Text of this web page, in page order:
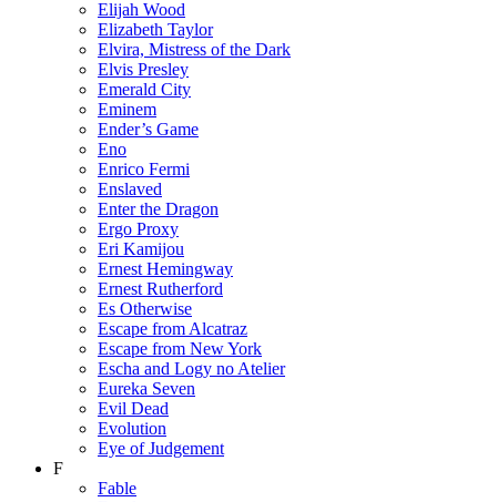
Elijah Wood
Elizabeth Taylor
Elvira, Mistress of the Dark
Elvis Presley
Emerald City
Eminem
Ender’s Game
Eno
Enrico Fermi
Enslaved
Enter the Dragon
Ergo Proxy
Eri Kamijou
Ernest Hemingway
Ernest Rutherford
Es Otherwise
Escape from Alcatraz
Escape from New York
Escha and Logy no Atelier
Eureka Seven
Evil Dead
Evolution
Eye of Judgement
F
Fable